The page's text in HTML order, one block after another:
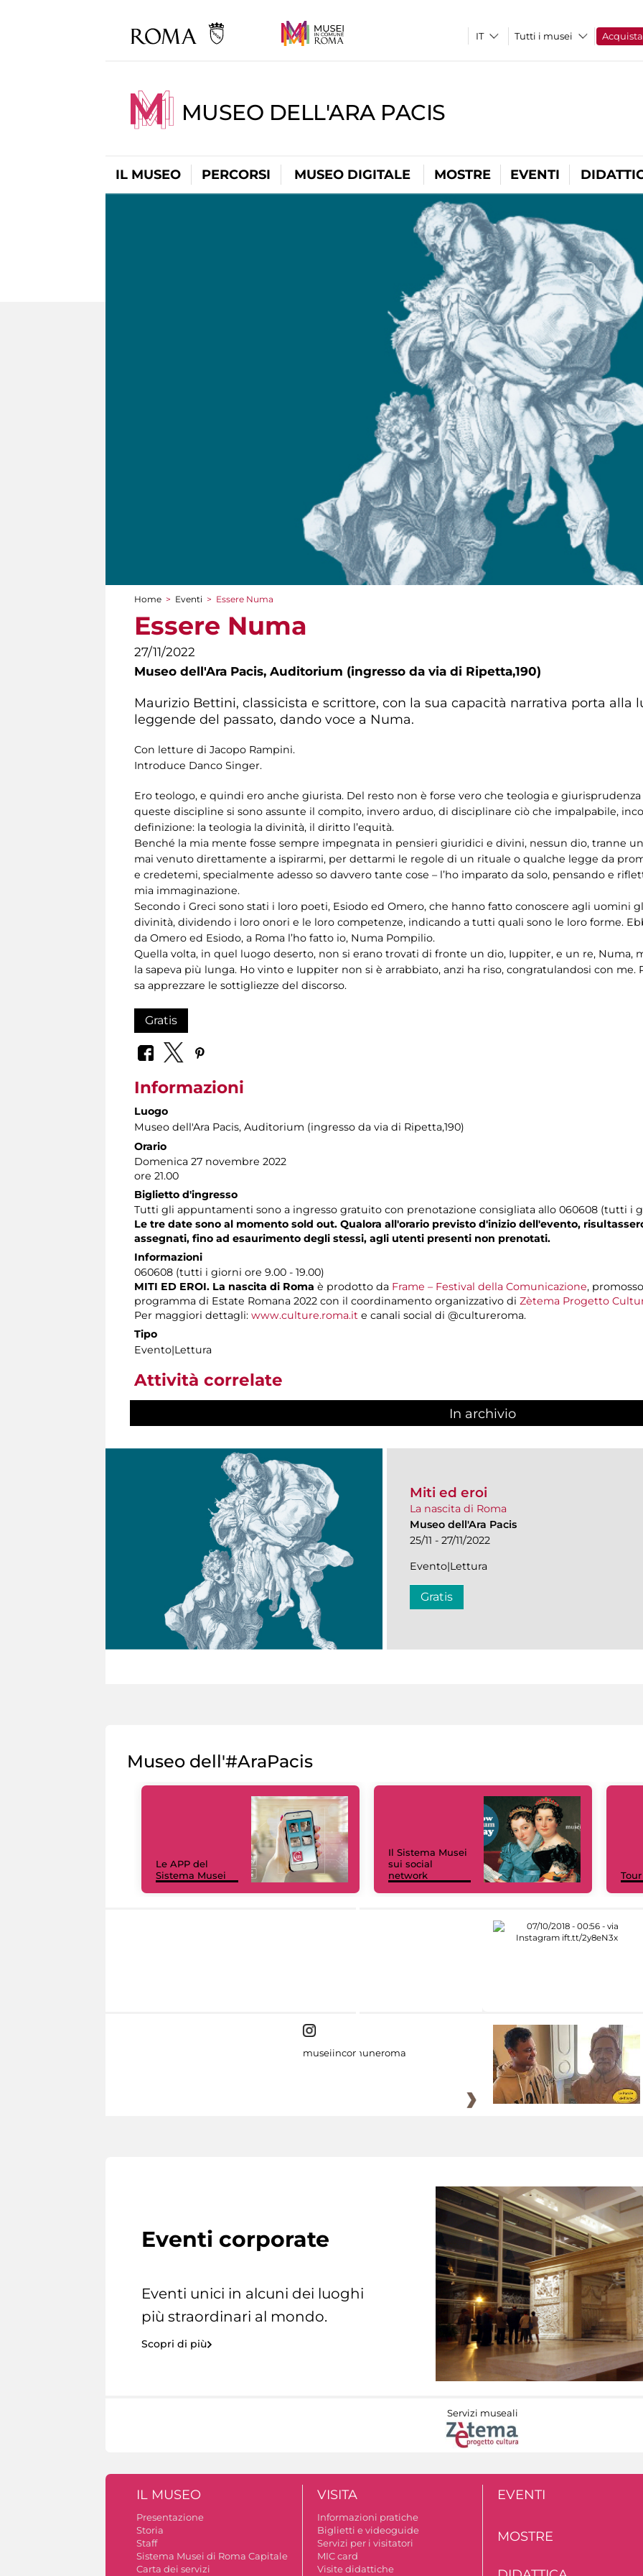
Tutti i musei Acquista
MUSEO DELL'ARA PACIS
IL MUSEO PERCORSI MUSEO DIGITALE MOSTRE EVENTI
Tu sei qui
Home > Eventi > Essere Numa
Essere Numa
27/11/2022
Museo dell'Ara Pacis, Auditorium (ingresso da via di Ripetta,190)
Maurizio Bettini, classicista e scrittore, con la sua capacità narrativa porta alla
leggende del passato, dando voce a Numa.
Con letture di Jacopo Rampini.
Introduce Danco Singer.
Ero teologo, e quindi ero anche giurista. Del resto non è forse vero che teologia e giurisprudenza
queste discipline si sono assunte il compito, invero arduo, di disciplinare ciò che impalpabile,
definizione: la teologia la divinità, il diritto l’equità.
Benché la mia mente fosse sempre impegnata in pensieri giuridici e divini, nessun dio, tranne
mai venuto direttamente a ispirarmi, per dettarmi le regole di un rituale o qualche legge da
e credetemi, specialmente adesso so davvero tante cose – l’ho imparato da solo, pensando e
mia immaginazione.
Secondo i Greci sono stati i loro poeti, Esiodo ed Omero, che hanno fatto conoscere agli uomini
divinità, dividendo i loro onori e le loro competenze, indicando a tutti quali sono le loro forme.
da Omero ed Esiodo, a Roma l’ho fatto io, Numa Pompilio.
Quella volta, in quel luogo deserto, non si erano trovati di fronte un dio, Iuppiter, e un re, Numa,
la sapeva più lunga. Ho vinto e Iuppiter non si è arrabbiato, anzi ha riso, congratulandosi con
sa apprezzare le sottigliezze del discorso.
Gratis
Informazioni
Luogo
Museo dell'Ara Pacis, Auditorium (ingresso da via di Ripetta,190)
Orario
Domenica 27 novembre 2022
ore 21.00
Biglietto d'ingresso
Tutti gli appuntamenti sono a ingresso gratuito con prenotazione consigliata allo 060608 (tutti i
Le tre date sono al momento sold out. Qualora all'orario previsto d'inizio dell'evento,
assegnati, fino ad esaurimento degli stessi, agli utenti presenti non prenotati.
Informazioni
060608 (tutti i giorni ore 9.00 - 19.00)
MITI ED EROI. La nascita di Roma è prodotto da Frame – Festival della Comunicazione,
programma di Estate Romana 2022 con il coordinamento organizzativo di Zètema Progetto
Per maggiori dettagli: www.culture.roma.it e canali social di @cultureroma.
Tipo
Evento|Lettura
Attività correlate
In archivio
Miti ed eroi
La nascita di Roma
Museo dell'Ara Pacis
25/11 - 27/11/2022
Evento|Lettura
Gratis
Museo dell'#AraPacis
Le APP del
Sistema Musei
Il Sistema Musei
sui social
network
museiincomuneroma
Eventi corporate
Eventi unici in alcuni dei luoghi
più straordinari al mondo.
Scopri di più
Servizi museali
IL MUSEO
Presentazione
Storia
Staff
Sistema Musei di Roma Capitale
Carta dei servizi
VISITA
Informazioni pratiche
Biglietti e videoguide
Servizi per i visitatori
MIC card
Visite didattiche
EVENTI
MOSTRE